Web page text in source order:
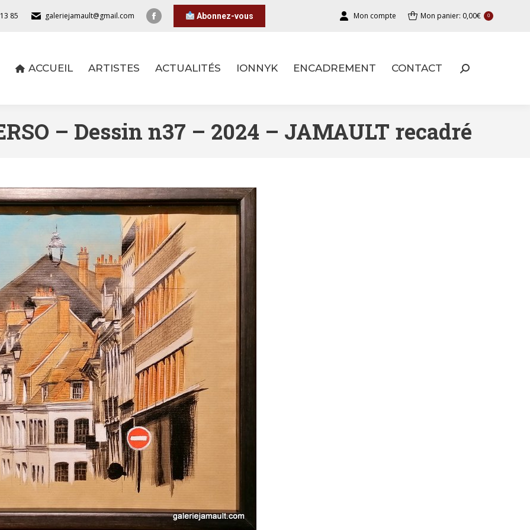
85 galeriejamault@gmail.com Abonnez-vous Mon compte Mon panier: 0,00€ 0
ACCUEIL ARTISTES ACTUALITÉS IONNYK ENCADREMENT CONTACT
– Dessin n37 – 2024 – JAMAULT recadré